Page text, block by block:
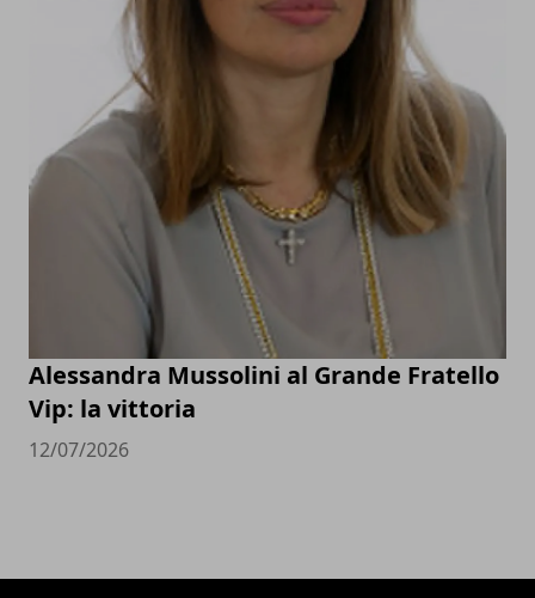
Alessandra Mussolini al Grande Fratello
Vip: la vittoria
12/07/2026